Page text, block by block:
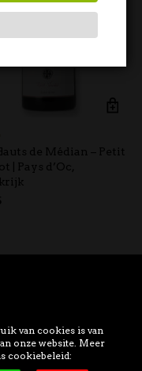
de Médian – Petit
| Pays d’Oc,
van cookies is van
onze website. Meer
cookiebeleid: